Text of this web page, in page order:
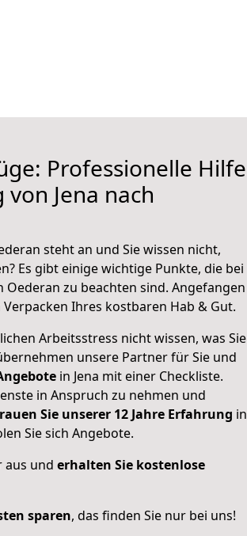
Professionelle Hilfe
Jena nach
steht an und Sie wissen nicht,
Es gibt einige wichtige Punkte, die bei
Oederan zu beachten sind. Angefangen
Ihres kostbaren Hab & Gut.
Arbeitsstress nicht wissen, was Sie
unsere Partner für Sie und
in Jena mit einer Checkliste.
in Anspruch zu nehmen und
Sie unserer 12 Jahre Erfahrung in
Sie sich Angebote.
aus und erhalten Sie kostenlose
sparen, das finden Sie nur bei uns!